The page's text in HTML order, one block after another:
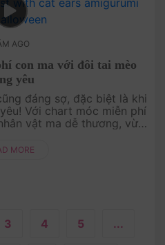
AGO
con ma với đôi tai mèo
yêu
đáng sợ, đặc biệt là khi
Với chart móc miễn phí
vật ma dễ thương, vừa
hôm ....
MORE
3 4 5 ...